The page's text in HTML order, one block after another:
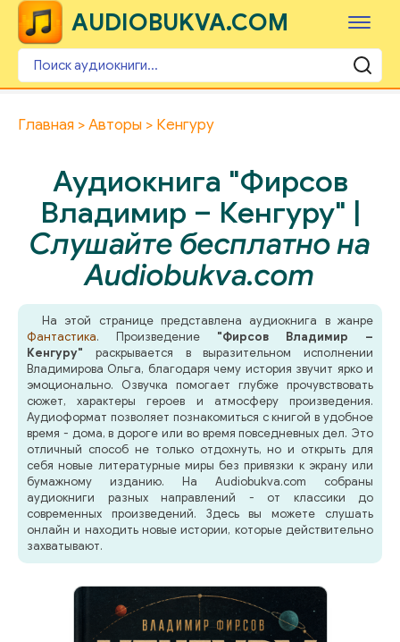
AUDIOBUKVA.COM
Главная Авторы Кенгуру
Аудиокнига "Фирсов
Владимир – Кенгуру" |
Слушайте бесплатно на
Audiobukva.com
На этой странице представлена аудиокнига в жанре
Фантастика. Произведение "Фирсов Владимир –
Кенгуру" раскрывается в выразительном исполнении
Владимирова Ольга, благодаря чему история звучит ярко и
эмоционально. Озвучка помогает глубже прочувствовать
сюжет, характеры героев и атмосферу произведения.
Аудиоформат позволяет познакомиться с книгой в удобное
время - дома, в дороге или во время повседневных дел. Это
отличный способ не только отдохнуть, но и открыть для
себя новые литературные миры без привязки к экрану или
бумажному изданию. На Audiobukva.com собраны
аудиокниги разных направлений - от классики до
современных произведений. Здесь вы можете слушать
онлайн и находить новые истории, которые действительно
захватывают.